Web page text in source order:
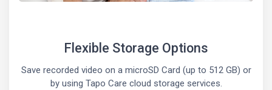
Flexible Storage Options
Save recorded video on a microSD Card (up to 512 GB) or
by using Tapo Care cloud storage services.